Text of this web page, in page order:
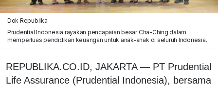
Dok Republika
Prudential Indonesia rayakan pencapaian besar Cha-Ching dalam
memperluas pendidikan keuangan untuk anak-anak di seluruh Indonesia.
REPUBLIKA.CO.ID, JAKARTA — PT Prudential
Life Assurance (Prudential Indonesia), bersama